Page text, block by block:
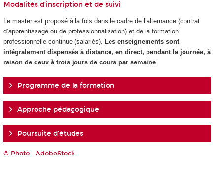
Modalités d’inscription et de suivi
Le master est proposé à la fois dans le cadre de l’alternance(contrat
d’apprentissage ou de professionnalisation) et de la formation
professionnelle continue (salariés). Les enseignements sont
intégralement dispensés à distance, en direct, pendant la journée, à
raison de deux à trois jours de cours par semaine.
Programme de la formation
Approche pédagogique
Poursuite d’études
© Photo : AdobeStock.